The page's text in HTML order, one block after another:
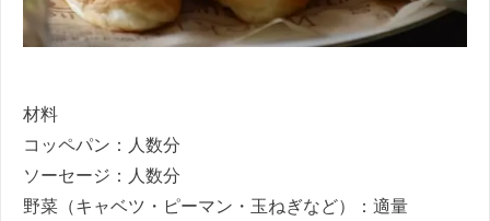
材料
コッペパン：人数分
ソーセージ：人数分
野菜（キャベツ・ピーマン・玉ねぎなど）：適量